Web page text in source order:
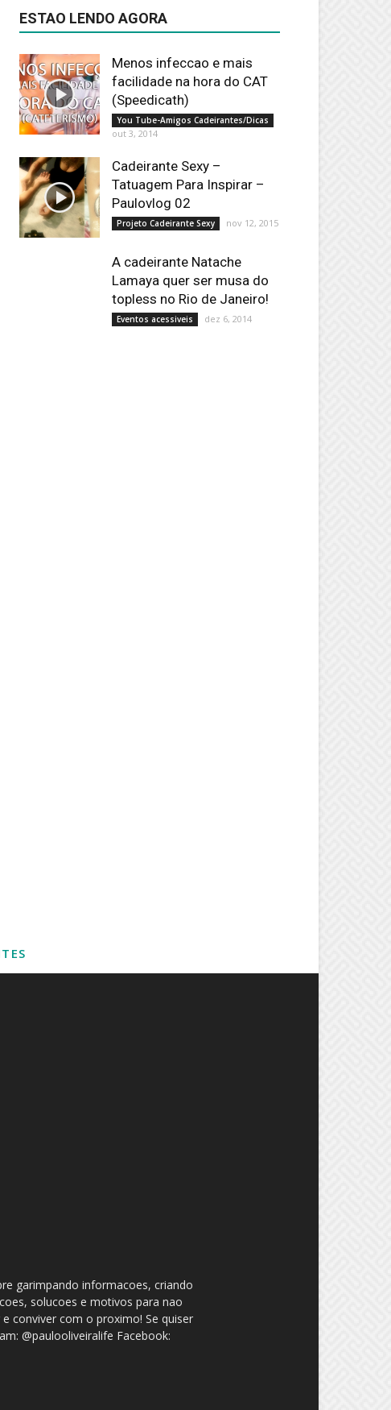
ESTAO LENDO AGORA
Menos infeccao e mais
facilidade na hora do CAT
(Speedicath)
You Tube-Amigos Cadeirantes/Dicas
out 3, 2014
Cadeirante Sexy –
Tatuagem Para Inspirar –
Paulovlog 02
Projeto Cadeirante Sexy nov 12, 2015
A cadeirante Natache
Lamaya quer ser musa do
topless no Rio de Janeiro!
Eventos acessiveis dez 6, 2014
garimpando informacoes, criando
solucoes e motivos para nao
conviver com o proximo! Se quiser
@paulooliveiralife Facebook: